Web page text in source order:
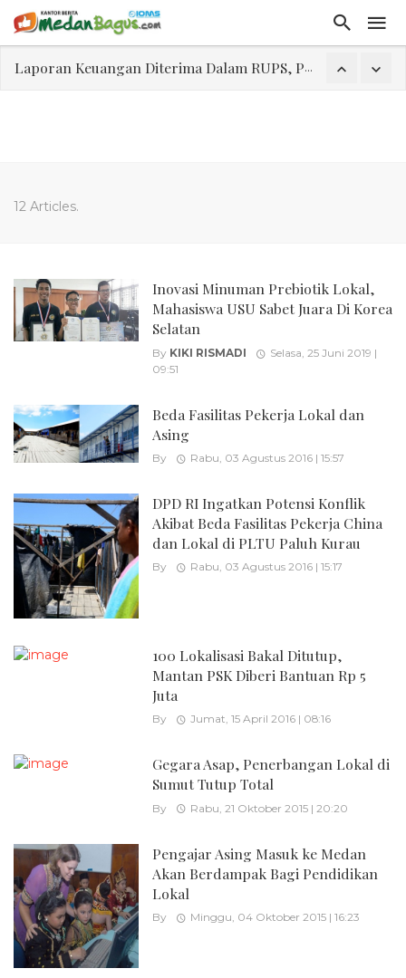
Laporan Keuangan Diterima Dalam RUPS, Pelaporan Hingga Penahanan Mantan Direktur PT GKS Dinilai Rancu
12 Articles.
Inovasi Minuman Prebiotik Lokal,
Mahasiswa USU Sabet Juara Di Korea
Selatan
By KIKI RISMADI
Selasa, 25 Juni 2019 |
09:51
Beda Fasilitas Pekerja Lokal dan
Asing
By Rabu, 03 Agustus 2016 | 15:57
DPD RI Ingatkan Potensi Konflik
Akibat Beda Fasilitas Pekerja China
dan Lokal di PLTU Paluh Kurau
By Rabu, 03 Agustus 2016 | 15:17
100 Lokalisasi Bakal Ditutup,
Mantan PSK Diberi Bantuan Rp 5
Juta
By Jumat, 15 April 2016 | 08:16
Gegara Asap, Penerbangan Lokal di
Sumut Tutup Total
By Rabu, 21 Oktober 2015 | 20:20
Pengajar Asing Masuk ke Medan
Akan Berdampak Bagi Pendidikan
Lokal
By Minggu, 04 Oktober 2015 | 16:23